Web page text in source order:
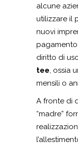
alcune
utilizzare il
nuovi
diritto di
tee, ossia
mensili o
A fronte di
“madre”